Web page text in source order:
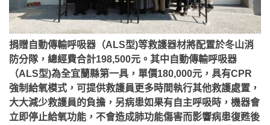
捐贈自動傳輸呼吸器（ALS型)等救護器材將配置於冬山消
防分隊，總經費合計198,500元。其中自動傳輸呼吸器
（ALS型)為全宜蘭縣第一具，單價180,000元，具有CPR
強制給氧模式，可提供救護員更多時間執行其他救護處置，
大大減少救護員的負擔，另病患如果有自主呼吸時，機器會
立即停止給氧功能，不會造成肺功能傷害而影響病患復甦後